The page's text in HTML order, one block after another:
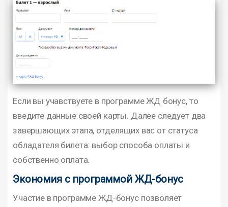
Если вы учавствуете в программе ЖД бонус, то
введите данные своей карты. Далее следует два
завершающих этапа, отделящих вас от статуса
обладателя билета: выбор способа оплаты и
собственно оплата.
Экономия с программой ЖД-бонус
Участие в программе ЖД-бонус позволяет